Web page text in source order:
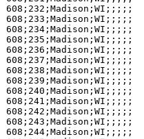
608;232;Madison;WI;;;;;
608;233;Madison;WI;;;;;
608;234;Madison;WI;;;;;
608;235;Madison;WI;;;;;
608;236;Madison;WI;;;;;
608;237;Madison;WI;;;;;
608;238;Madison;WI;;;;;
608;239;Madison;WI;;;;;
608;240;Madison;WI;;;;;
608;241;Madison;WI;;;;;
608;242;Madison;WI;;;;;
608;243;Madison;WI;;;;;
608;244;Madison;WI;;;;;